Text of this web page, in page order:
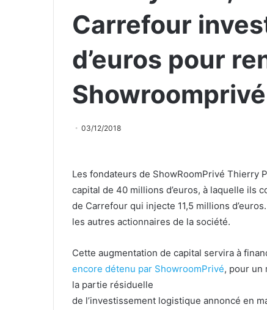
Carrefour
d’euros pour
Showroomprivé
03/12/2018
Les fondateurs de ShowRoomPrivé Thierry
capital de 40 millions d’euros, à laquelle ils
de Carrefour qui injecte 11,5 millions
les autres actionnaires de la société.
Cette augmentation de capital servira à
encore détenu par ShowroomPrivé, pour un
la partie résiduelle
de l’investissement logistique annoncé en